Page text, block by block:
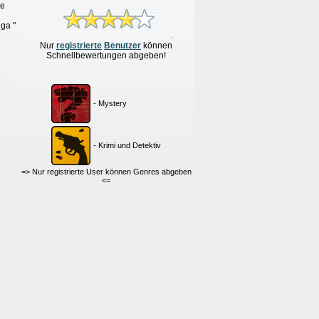
Nur registrierte Benutzer können
Schnellbewertungen abgeben!
- Mystery
- Krimi und Detektiv
=> Nur registrierte User können Genres abgeben
<=
"